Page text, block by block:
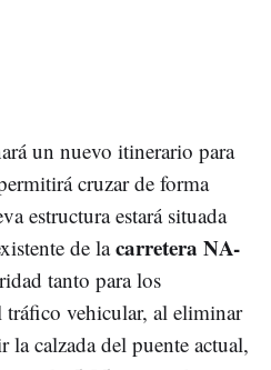
un nuevo itinerario para
cruzar de forma
estructura estará situada
de lacarretera NA-
tanto para los
tráfico vehicular, al eliminar
la calzada del puente actual,